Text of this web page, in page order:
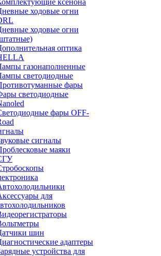
ходовые огни
ходовые огни
оптика
газонаполненные
светодиодные
фары
светодиодные
фары OFF-
сигналы
маяки
для
шин
адаптеры
устройства для